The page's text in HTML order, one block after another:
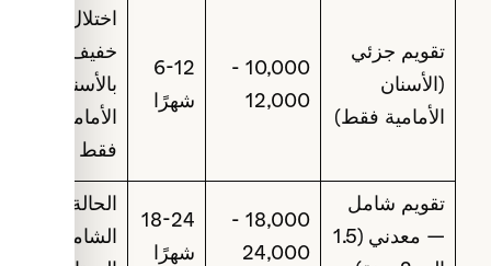
تقويم جزئي
(الأسنان
الأمامية فقط)
10,000 -
12,000
6-12
شهرًا
اختلال
خفيف
بالأسنان
الأمامية
فقط
تقويم شامل
— معدني (1.5
18,000 -
24,000
18-24
شهرًا
الحالة
الشاملة